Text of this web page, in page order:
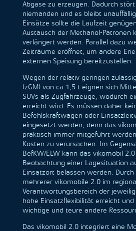
Abgase zu erzeugen. Dadurch
niemanden und es bleibt
Einsätze sollte die Laufzeit
Austausch der Methanol-Patronen
verlängert werden. Parallel dazu
Zeiträume eröffnet, um andere
externen Speisung bereitzustellen.
Wegen der relativ geringen
(zGM) von ca.1,5 t eignen sich
SUVs als Zugfahrzeuge, wodurch
erreicht wird. Es müssen daher
Befehlskraftwagen oder
eingesetzt werden, denn das
praktisch immer mitgeführt
Kosten zu verursachen. Im
BefKW/ELW kann das vikomobil
Beobachtung einer Lagesituation
Einsatzort belassen werden. Durch
mehrerer vikomobile 2.0 im
Verantwortungsbereich der
hohe Einsatzflexibilität erreicht
wichtige und teure andere
Das vikomobil 2.0 integriert eine